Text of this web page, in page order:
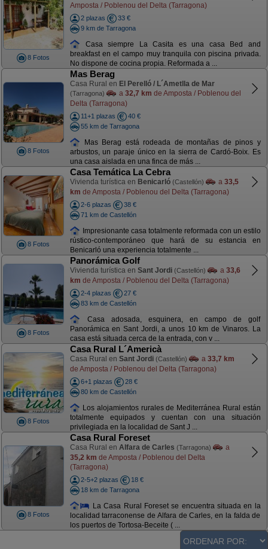
8 Fotos
Amposta / Poblenou del Delta (Tarragona)
2 plazas
33 €
9 km de Tarragona
Casa siempre La Casita es una casa Bed and
breakfast en el campo muy tranquila con piscina privada.
No dispone de cocina propia. Reformada a ...
8 Fotos
Mas Berag
Casa Rural en El Perelló / L´Ametlla de Mar
(Tarragona) a 32,7 km de Amposta / Poblenou del
Delta (Tarragona)
11+1 plazas
40 €
55 km de Tarragona
Mas Berag está rodeada de montañas de pinos y
arbustos, un paraje único en la sierra de Cardó-Boix. Es
una casa aislada en una finca de más ...
8 Fotos
Casa Temática La Cebra
Vivienda turística en Benicarló (Castellón) a 33,5
km de Amposta / Poblenou del Delta (Tarragona)
2-6 plazas
38 €
71 km de Castellón
Impresionante casa totalmente reformada con un estilo
rústico-contemporáneo que hará de su estancia en
Benicarló una experiencia totalmente ...
8 Fotos
Panorámica Golf
Vivienda turística en Sant Jordi (Castellón) a 33,6
km de Amposta / Poblenou del Delta (Tarragona)
2-4 plazas
27 €
83 km de Castellón
Casa adosada, esquinera, en campo de golf
Panorámica en Sant Jordi, a unos 10 km de Vinaros. La
casa está situada cerca de la entrada, con v ...
8 Fotos
Casa Rural L´Americà
Casa Rural en Sant Jordi (Castellón) a 33,7 km
de Amposta / Poblenou del Delta (Tarragona)
6+1 plazas
28 €
80 km de Castellón
Los alojamientos rurales de Mediterránea Rural están
totalmente equipados y cuentan con una situación
privilegiada en la localidad de Sant J ...
8 Fotos
Casa Rural Foreset
Casa Rural en Alfara de Carles (Tarragona)
a
35,2 km de Amposta / Poblenou del Delta
(Tarragona)
2-5+2 plazas
18 €
18 km de Tarragona
La Casa Rural Foreset se encuentra situada en la
localidad tarraconense de Alfara de Carles, en la falda de
los puertos de Tortosa-Beceite ( ...